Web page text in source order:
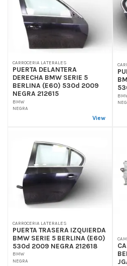
CARROCERIA LATERALES
PUERTA DELANTERA
DERECHA BMW SERIE 5
BERLINA (E60) 530d 2009
NEGRA 212615
BMW
NEGRA
View
CARROCERIA LATERALES
PUERTA TRASERA IZQUIERDA
BMW SERIE 5 BERLINA (E60)
530d 2009 NEGRA 212618
BMW
NEGRA